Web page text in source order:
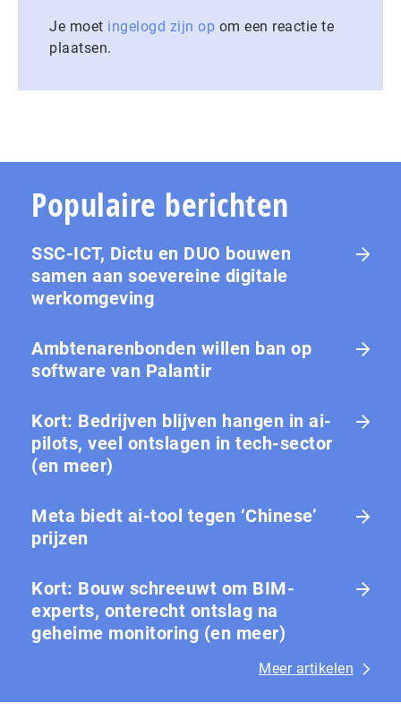
Je moet ingelogd zijn op om een reactie te
plaatsen.
Populaire berichten
SSC-ICT, Dictu en DUO bouwen
samen aan soevereine digitale
werkomgeving
Ambtenarenbonden willen ban op
software van Palantir
Kort: Bedrijven blijven hangen in ai-
pilots, veel ontslagen in tech-sector
(en meer)
Meta biedt ai-tool tegen ‘Chinese’
prijzen
Kort: Bouw schreeuwt om BIM-
experts, onterecht ontslag na
geheime monitoring (en meer)
Meer artikelen